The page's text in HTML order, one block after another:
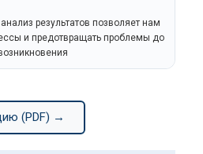
результатов позволяет нам
и предотвращать проблемы до
(PDF) →